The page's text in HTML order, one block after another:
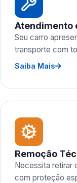
Atendimento
Seu carro
transporte com
Saiba Mais
Remoção
Necessita retirar
com proteção